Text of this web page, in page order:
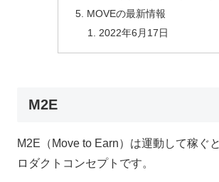
MOVEの最新情報
2022年6月17日
M2E
M2E（Move to Earn）は運動して稼ぐ
ロダクトコンセプトです。